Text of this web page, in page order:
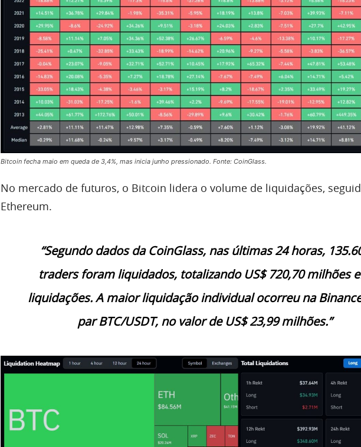
Bitcoin fecha maio em queda de 3,4%, mas inicia junho pressionado. Fonte: CoinGlass.
No mercado de futuros, o Bitcoin lidera o volume de liquidações,
Ethereum.
“Segundo dados da CoinGlass, nas últimas 24 horas,
traders foram liquidados, totalizando US$ 720,70 milhões
liquidações. A maior liquidação individual ocorreu na
par BTC/USDT, no valor de US$ 23,99 milhões.”